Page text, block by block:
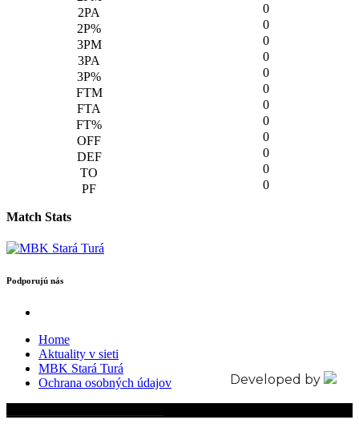
0
0
0
0
0
0
0
0
0
0
0
0
Match Stats
Podporujú nás
Home
Aktuality v sieti
MBK Stará Turá
Ochrana osobných údajov
Developed by